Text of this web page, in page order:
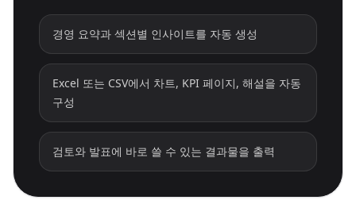
경영 요약과 섹션별 인사이트를 자동 생성
Excel 또는 CSV에서 차트, KPI 페이지, 해설을 자동
구성
검토와 발표에 바로 쓸 수 있는 결과물을 출력